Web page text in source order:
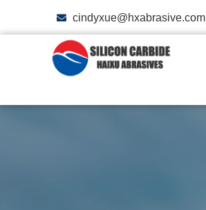
cindyxue@hxabrasive.com